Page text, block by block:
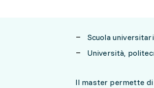
Scuola
Università,
Il master permette di